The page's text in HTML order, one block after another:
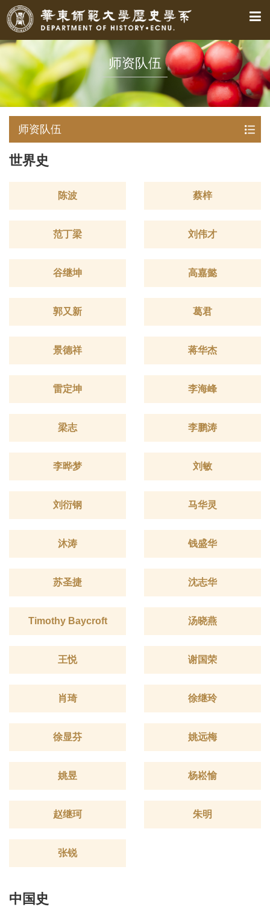
师资队伍
师资队伍
世界史
陈波 蔡梓
范丁梁 刘伟才
谷继坤 高嘉懿
郭又新 葛君
景德祥 蒋华杰
雷定坤 李海峰
梁志 李鹏涛
李晔梦 刘敏
刘衍钢 马华灵
沐涛 钱盛华
苏圣捷 沈志华
Timothy Baycroft 汤晓燕
王悦 谢国荣
肖琦 徐继玲
徐显芬 姚远梅
姚昱 杨崧愉
赵继珂 朱明
张锐
中国史